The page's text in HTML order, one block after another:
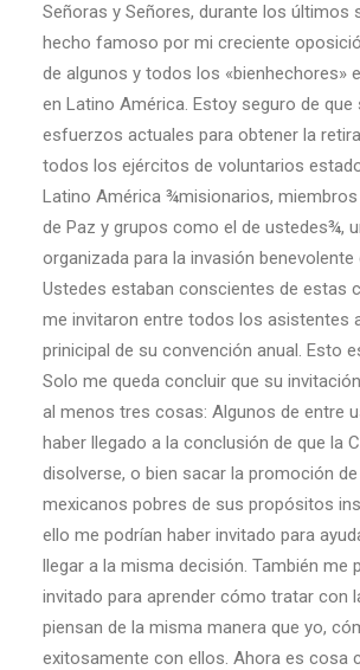
Señoras y Señores, durante los últimos
hecho famoso por mi creciente
de algunos y todos los «bienhechores»
en Latino América. Estoy seguro de que
esfuerzos actuales para obtener la
todos los ejércitos de voluntarios
Latino América ¾misionarios,
de Paz y grupos como el de ustedes¾,
organizada para la invasión benevolente
Ustedes estaban conscientes de estas
me invitaron entre todos los asistentes
prinicipal de su convención anual. Esto
Solo me queda concluir que su
al menos tres cosas: Algunos de entre
haber llegado a la conclusión de que la
disolverse, o bien sacar la promoción
mexicanos pobres de sus propósitos
ello me podrían haber invitado para
llegar a la misma decisión. También me
invitado para aprender cómo tratar con
piensan de la misma manera que yo,
exitosamente con ellos. Ahora es cosa